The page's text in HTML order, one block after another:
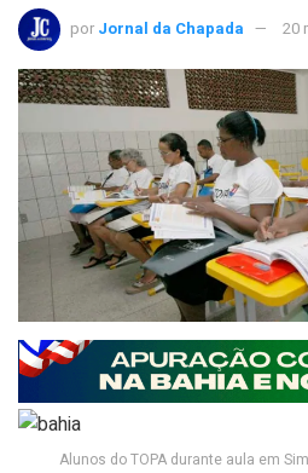
por Jornal da Chapada 20
Alunos do TOPA durante aula em